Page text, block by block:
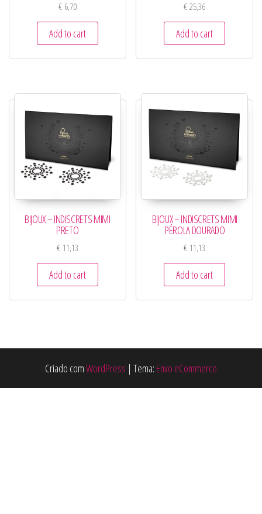
€6,70
Add to cart
€25,36
Add to cart
BIJOUX – INDISCRETS MIMI
PRETO
€11,13
Add to cart
BIJOUX – INDISCRETS MIMI
PÉROLA DOURADO
€ 11,13
Add to cart
Criado comWordPress | Tema: Envo eCommerce